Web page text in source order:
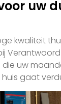
uw
kwaliteit
uw
gaat